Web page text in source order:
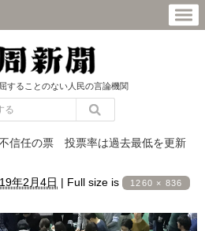
することのない人民の言論機関
信任の票 投票率は過去最低を更新
年2月4日 | Full size is 1260 × 836